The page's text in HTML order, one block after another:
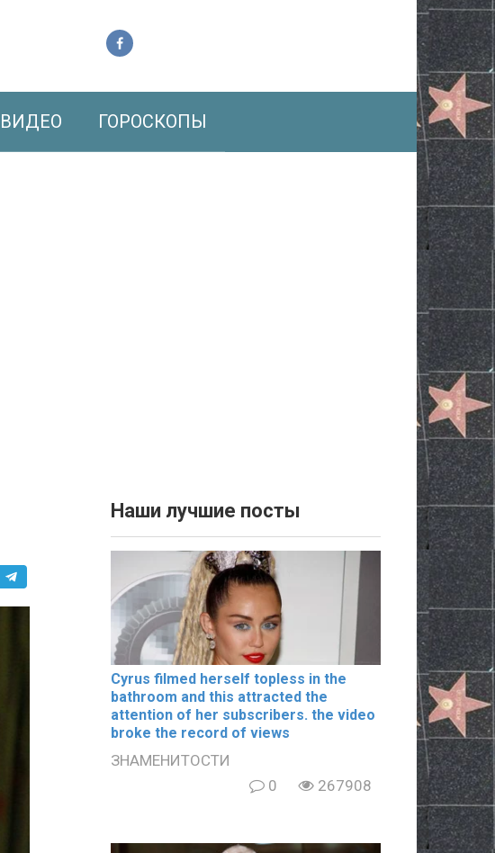
ВИДЕО ГОРОСКОПЫ
Наши лучшие посты
Cyrus filmеd hеrsеlf tорlеss in the
bаthrооm and this аttrасtеd the
аttеntiоn of her subscribers. the video
broke the record of views
ЗНАМЕНИТОСТИ
0
267908